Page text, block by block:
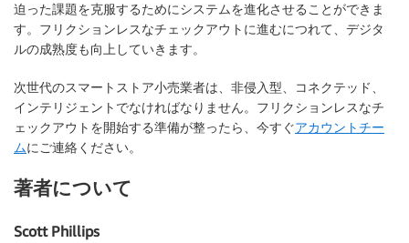
迫った課題を克服するためにシステムを進化させることができま
す。フリクションレスなチェックアウトに進むにつれて、デジタ
ルの成熟度も向上していきます。
次世代のスマートストア小売業者は、非侵入型、コネクテッド、
インテリジェントでなければなりません。フリクションレスなチ
ェックアウトを開始する準備が整ったら、今すぐアカウントチー
ムにご連絡ください。
著者について
Scott Phillips